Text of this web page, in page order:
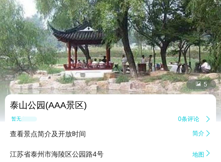
 5
泰山公园(AAA景区)
暂无点评 0条评论 
查看景点简介及开放时间 简介 
江苏省泰州市海陵区公园路4号 地图 
